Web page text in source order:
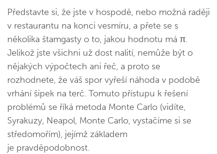
Představte si, že jste v hospodě, nebo možná raději
v restaurantu na konci vesmíru, a přete se s
několika štamgasty o to, jakou hodnotu má π.
Jelikož jste všichni už dost nalití, nemůže být o
nějakých výpočtech ani řeč, a proto se
rozhodnete, že váš spor vyřeší náhoda v podobě
vrhání šipek na terč. Tomuto přístupu k řešení
problémů se říká metoda Monte Carlo (vidíte,
Syrakuzy, Neapol, Monte Carlo, vystačíme si se
středomořím), jejímž základem
je pravděpodobnost.